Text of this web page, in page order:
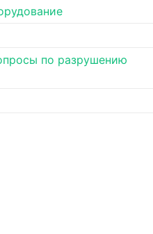
по разрушению